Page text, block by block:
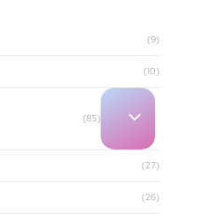
(9)
(10)
(85)
(27)
(26)